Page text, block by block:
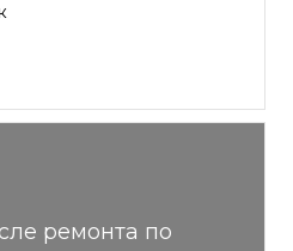
ремонта по